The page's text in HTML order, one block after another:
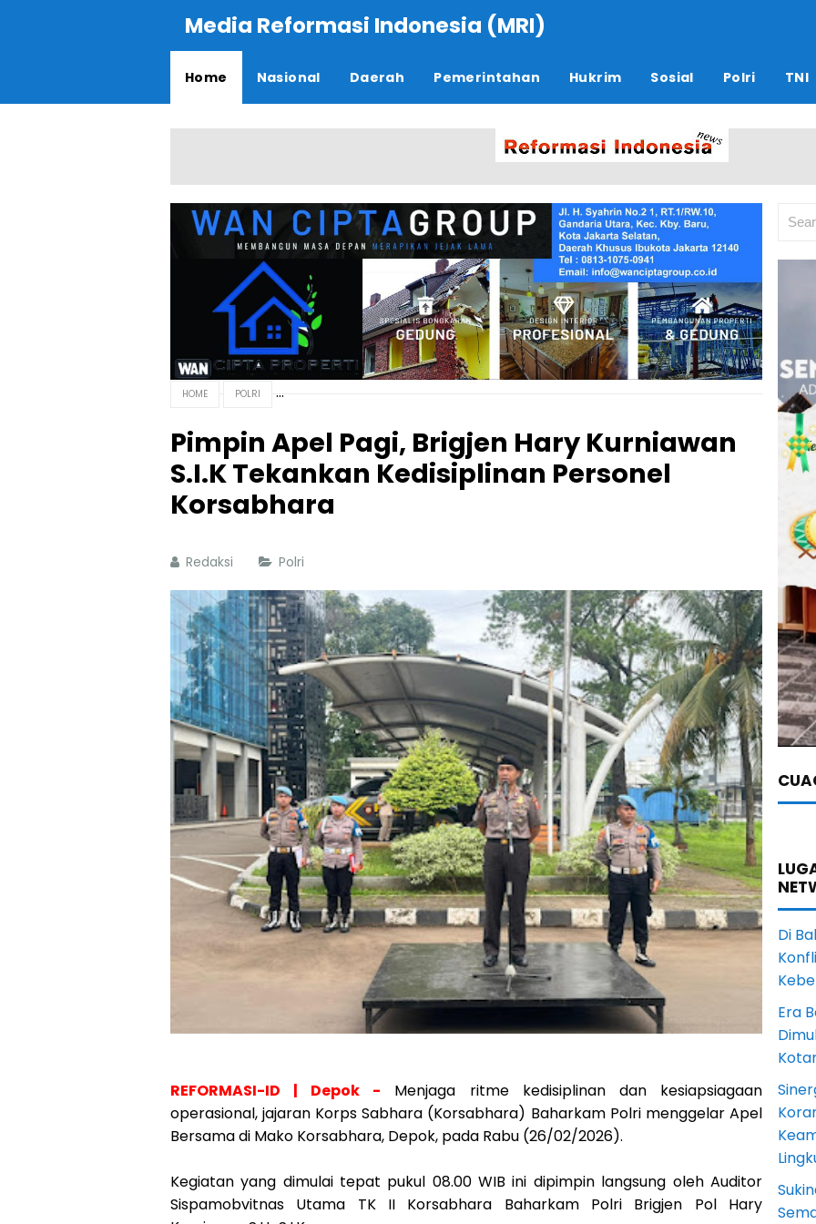
Media Reformasi Indonesia (MRI)
Home Nasional Daerah Pemerintahan Hukrim Sosial Polri TNI
HOME POLRI
Pimpin Apel Pagi, Brigjen Hary Kurniawan
S.I.K Tekankan Kedisiplinan Personel
Korsabhara
Redaksi Polri
REFORMASI-ID | Depok - Menjaga ritme kedisiplinan dan kesiapsiagaan
operasional, jajaran Korps Sabhara (Korsabhara) Baharkam Polri menggelar Apel
Bersama di Mako Korsabhara, Depok, pada Rabu (26/02/2026).
Kegiatan yang dimulai tepat pukul 08.00 WIB ini dipimpin langsung oleh Auditor
Sispamobvitnas Utama TK II Korsabhara Baharkam Polri Brigjen Pol Hary
Di
Era